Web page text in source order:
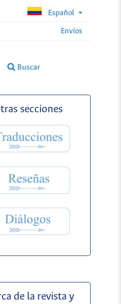
Español
Envíos
Buscar
secciones
de la revista y